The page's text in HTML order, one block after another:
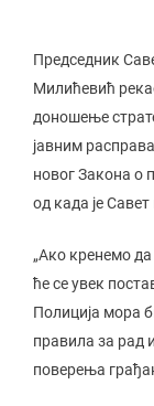
Председник
Милићевић
доношење
јавним
новог Закона о
од када је
„Ако кренемо
ће се увек
Полиција мора
правила за рад
поверења